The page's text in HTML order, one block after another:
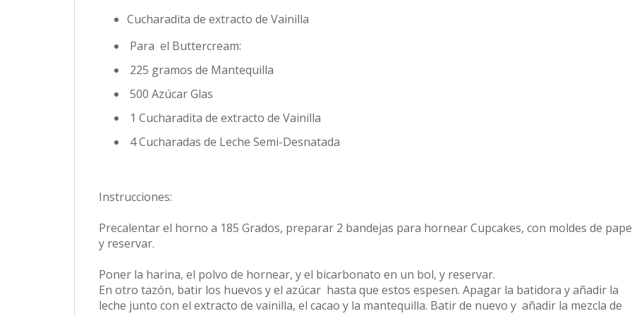
Cucharadita de extracto de Vainilla
Para el Buttercream:
225 gramos de Mantequilla
500 Azúcar Glas
1 Cucharadita de extracto de Vainilla
4 Cucharadas de Leche Semi-Desnatada
Instrucciones:
Precalentar el horno a 185 Grados, preparar 2 bandejas para hornear Cupcakes, con moldes de
y reservar.
Poner la harina, el polvo de hornear, y el bicarbonato en un bol, y reservar.
En otro tazón, batir los huevos y el azúcar hasta que estos espesen. Apagar la batidora y añadir la
leche junto con el extracto de vainilla, el cacao y la mantequilla. Batir de nuevo y añadir la mezcla de